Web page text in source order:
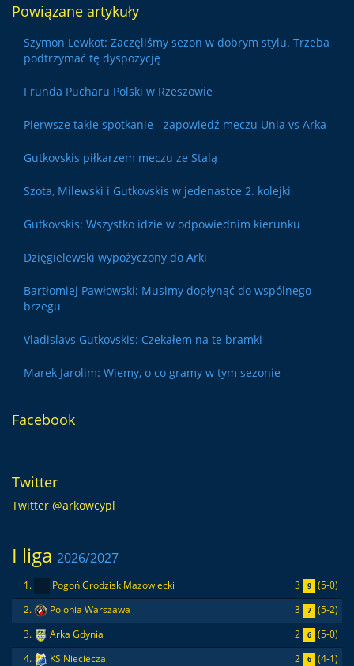
Powiązane artykuły
Szymon Lewkot: Zaczęliśmy sezon w dobrym stylu. Trzeba
podtrzymać tę dyspozycję
I runda Pucharu Polski w Rzeszowie
Pierwsze takie spotkanie - zapowiedź meczu Unia vs Arka
Gutkovskis piłkarzem meczu ze Stalą
Szota, Milewski i Gutkovskis w jedenastce 2. kolejki
Gutkovskis: Wszystko idzie w odpowiednim kierunku
Dzięgielewski wypożyczony do Arki
Bartłomiej Pawłowski: Musimy dopłynąć do wspólnego
brzegu
Vladislavs Gutkovskis: Czekałem na te bramki
Marek Jarolim: Wiemy, o co gramy w tym sezonie
Facebook
Twitter
Twitter @arkowcypl
I liga 2026/2027
1. Pogoń Grodzisk Mazowiecki 3 9
(5-0)
2.
Polonia Warszawa 3 7
(5-2)
3.
Arka Gdynia 2 6
(5-0)
4.
KS Nieciecza 2 6
(4-1)